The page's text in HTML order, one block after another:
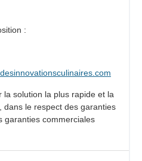
:
solution la plus rapide et la
dans le respect des garanties
garanties commerciales